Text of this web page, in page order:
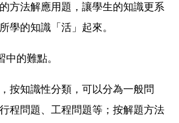
方法解應用題，讓學生的知識更系
學的知識「活」起來。
的難點。
按知識性分類，可以分為一般問
程問題、工程問題等；按解題方法